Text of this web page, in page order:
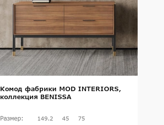
Комод фабрики MOD INTERIORS,
коллекция BENISSA
Размер: 149.2 45 75